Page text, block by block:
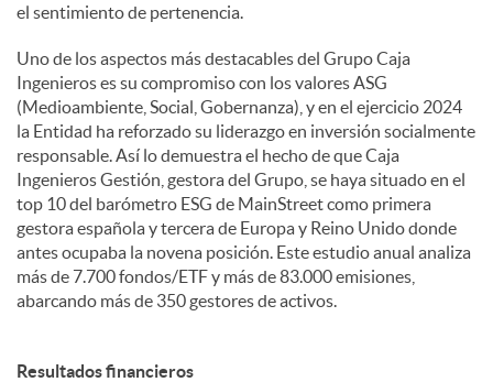
el sentimiento de pertenencia.
Uno de los aspectos más destacables del Grupo Caja
Ingenieros es su compromiso con los valores ASG
(Medioambiente, Social, Gobernanza), y en el ejercicio 2024
la Entidad ha reforzado su liderazgo en inversión socialmente
responsable. Así lo demuestra el hecho de que Caja
Ingenieros Gestión, gestora del Grupo, se haya situado en el
top 10 del barómetro ESG de MainStreet como primera
gestora española y tercera de Europa y Reino Unido donde
antes ocupaba la novena posición. Este estudio anual analiza
más de 7.700 fondos/ETF y más de 83.000 emisiones,
abarcando más de 350 gestores de activos.
Resultados financieros